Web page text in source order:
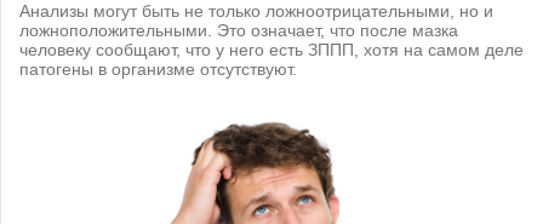
Анализы могут быть не только ложноотрицательными, но и
ложноположительными. Это означает, что после мазка
человеку сообщают, что у него есть ЗППП, хотя на самом деле
патогены в организме отсутствуют.